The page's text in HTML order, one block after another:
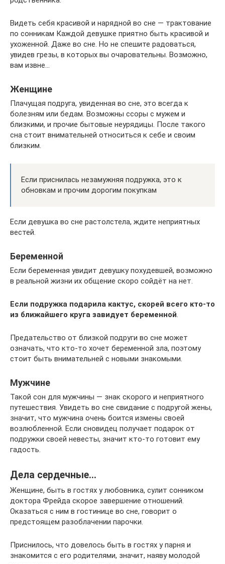
Видеть себя красивой и нарядной во сне — трактование
по сонникам Каждой девушке приятно быть красивой и
ухоженной. Даже во сне. Но не спешите радоваться,
увидев грезы, в которых вы очаровательны. Возможно,
вам извне…
Женщине
Плачущая подруга, увиденная во сне, это всегда к
болезням или бедам. Возможны ссоры с мужем и
близкими, и прочие бытовые неурядицы. После такого
сна стоит внимательней относиться к себе и своим
близким.
Если приснилась незамужняя подружка, это к
обновкам и прочим дорогим покупкам
Если девушка во сне растолстела, ждите неприятных
вестей.
Беременной
Если беременная увидит девушку похудевшей, возможно
в реальной жизни их общение скоро сойдёт на нет.
Если подружка подарила кактус, скорей всего кто-то
из ближайшего круга завидует беременной.
Предательство от близкой подруги во сне может
означать, что кто-то хочет беременной зла, поэтому
стоит быть внимательней с новыми знакомыми.
Мужчине
Такой сон для мужчины — знак скорого и неприятного
путешествия. Увидеть во сне свидание с подругой жены,
значит, что мужчина очень боится измены своей
возлюбленной. Если сновидец получает подарок от
подружки своей невесты, значит кто-то готовит ему
гадость.
Дела сердечные…
Женщине, быть в гостях у любовника, сулит сонником
доктора Фрейда скорое завершение отношений.
Оказаться с ним в гостинице во сне, говорит о
предстоящем разоблачении парочки.
Приснилось, что довелось быть в гостях у парня и
знакомится с его родителями, значит, наяву молодой